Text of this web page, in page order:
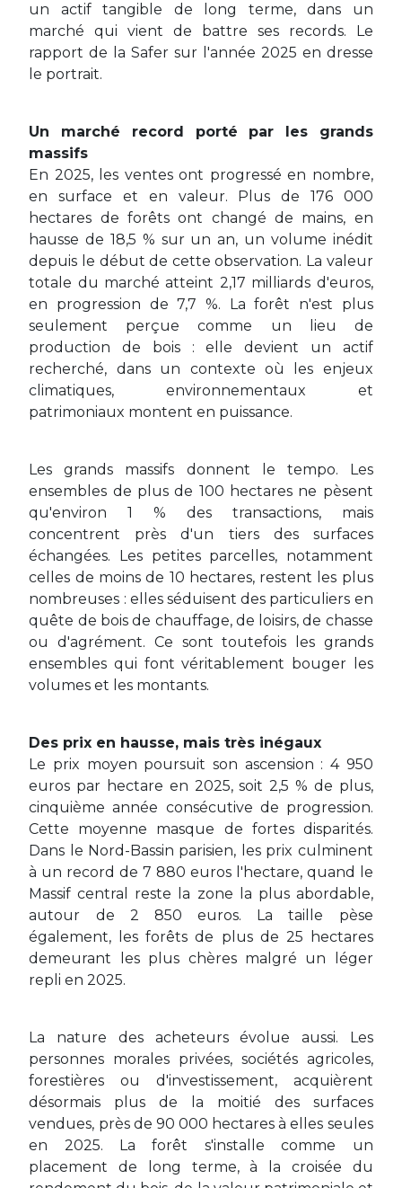
un actif tangible de long terme, dans un
marché qui vient de battre ses records. Le
rapport de la Safer sur l'année 2025 en dresse
le portrait.
Un marché record porté par les grands
massifs
En 2025, les ventes ont progressé en nombre,
en surface et en valeur. Plus de 176 000
hectares de forêts ont changé de mains, en
hausse de 18,5 % sur un an, un volume inédit
depuis le début de cette observation. La valeur
totale du marché atteint 2,17 milliards d'euros,
en progression de 7,7 %. La forêt n'est plus
seulement perçue comme un lieu de
production de bois : elle devient un actif
recherché, dans un contexte où les enjeux
climatiques, environnementaux et
patrimoniaux montent en puissance.
Les grands massifs donnent le tempo. Les
ensembles de plus de 100 hectares ne pèsent
qu'environ 1 % des transactions, mais
concentrent près d'un tiers des surfaces
échangées. Les petites parcelles, notamment
celles de moins de 10 hectares, restent les plus
nombreuses : elles séduisent des particuliers en
quête de bois de chauffage, de loisirs, de chasse
ou d'agrément. Ce sont toutefois les grands
ensembles qui font véritablement bouger les
volumes et les montants.
Des prix en hausse, mais très inégaux
Le prix moyen poursuit son ascension : 4 950
euros par hectare en 2025, soit 2,5 % de plus,
cinquième année consécutive de progression.
Cette moyenne masque de fortes disparités.
Dans le Nord-Bassin parisien, les prix culminent
à un record de 7 880 euros l'hectare, quand le
Massif central reste la zone la plus abordable,
autour de 2 850 euros. La taille pèse
également, les forêts de plus de 25 hectares
demeurant les plus chères malgré un léger
repli en 2025.
La nature des acheteurs évolue aussi. Les
personnes morales privées, sociétés agricoles,
forestières ou d'investissement, acquièrent
désormais plus de la moitié des surfaces
vendues, près de 90 000 hectares à elles seules
en 2025. La forêt s'installe comme un
placement de long terme, à la croisée du